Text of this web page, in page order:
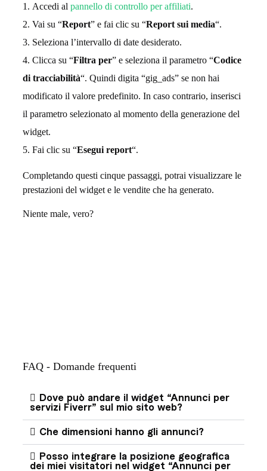
Accedi alpannello di controllo per affiliati.
Vai su “Report” e fai clic su “Report sui media“.
Seleziona l’intervallo di date desiderato.
Clicca su “Filtra per” e seleziona il parametro “Codice
di tracciabilità“. Quindi digita “gig_ads” se non hai
modificato il valore predefinito. In caso contrario, inserisci
il parametro selezionato al momento della generazione del
widget.
Fai clic su “Esegui report“.
Completando questi cinque passaggi, potrai visualizzare le
prestazioni del widget e le vendite che ha generato.
Niente male, vero?
FAQ - Domande frequenti
Dove può andare il widget “Annunci per
servizi Fiverr” sul mio sito web?
Che dimensioni hanno gli annunci?
Posso integrare la posizione geografica
dei miei visitatori nel widget “Annunci per